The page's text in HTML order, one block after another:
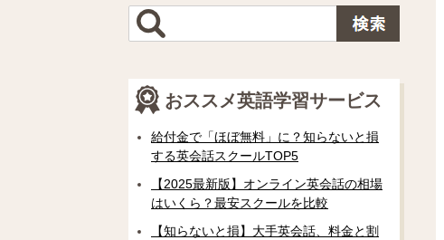
おススメ英語学習サービス
給付金で「ほぼ無料」に？知らないと損
する英会話スクールTOP5
【2025最新版】オンライン英会話の相場
はいくら？最安スクールを比較
【知らないと損】大手英会話、料金と割